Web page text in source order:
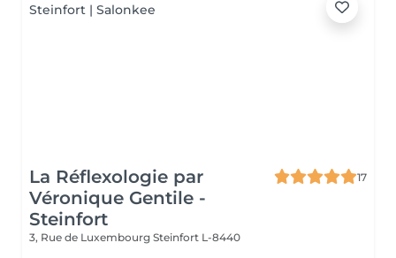
La Réflexologie par
Véronique Gentile -
Steinfort
17
3, Rue de Luxembourg Steinfort L-8440